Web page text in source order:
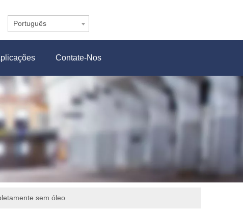
Português
Contate-Nos
sem óleo